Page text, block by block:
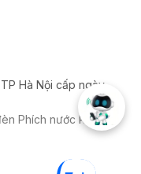
Hà Nội cấp ngày
Phích nước Rạng